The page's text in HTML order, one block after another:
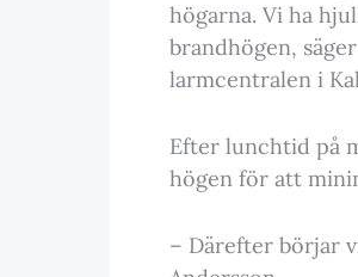
högarna. Vi ha
brandhögen,
larmcentralen i
Efter lunchtid på
högen för att
– Därefter börjar